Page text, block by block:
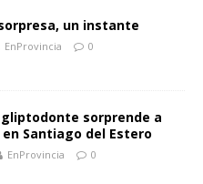
un instante
EnProvincia 0
sorprende a
Santiago del Estero
EnProvincia 0